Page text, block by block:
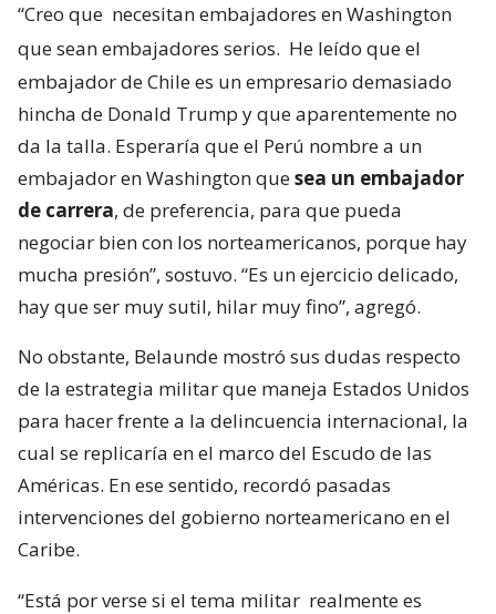
“Creo que necesitan embajadores en Washington
que sean embajadores serios. He leído que el
embajador de Chile es un empresario demasiado
hincha de Donald Trump y que aparentemente no
da la talla. Esperaría que el Perú nombre a un
embajador en Washington quesea un embajador
de carrera, de preferencia, para que pueda
negociar bien con los norteamericanos, porque hay
mucha presión”, sostuvo. “Es un ejercicio delicado,
hay que ser muy sutil, hilar muy fino”, agregó.
No obstante, Belaunde mostró sus dudas respecto
de la estrategia militar que maneja Estados Unidos
para hacer frente a la delincuencia internacional, la
cual se replicaría en el marco del Escudo de las
Américas. En ese sentido, recordó pasadas
intervenciones del gobierno norteamericano en el
Caribe.
“Está por verse si el tema militar realmente es